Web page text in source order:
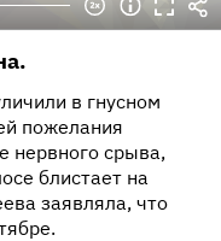
в гнусном
пожелания
нервного срыва,
блистает на
заявляла, что